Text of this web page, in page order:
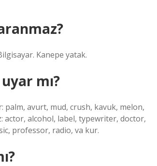
Kanepe yatak.
mı?
palm, avurt, mud, crush, kavuk, melon,
actor, alcohol, label, typewriter, doctor,
professor, radio, va kur.